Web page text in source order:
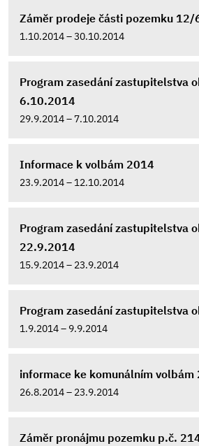
Záměr prodeje části pozemku
1.10.2014 – 30.10.2014
Program zasedání zastupitelstva
6.10.2014
29.9.2014 – 7.10.2014
Informace k volbám 2014
23.9.2014 – 12.10.2014
Program zasedání zastupitelstva
22.9.2014
15.9.2014 – 23.9.2014
Program zasedání zastupitelstva
1.9.2014 – 9.9.2014
informace ke komunálním volbám
26.8.2014 – 23.9.2014
Záměr pronájmu pozemku p.č.